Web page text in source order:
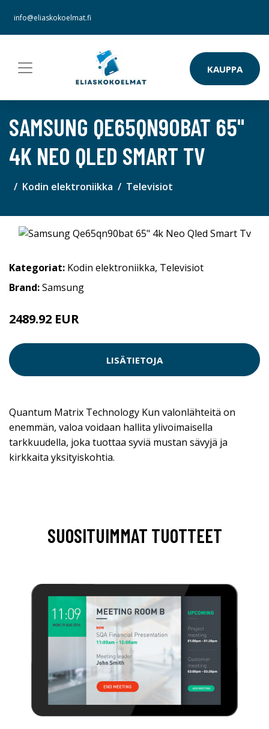
info@eliaskokoelmat.fi
KAUPPA
SAMSUNG QE65QN90BAT 65"
4K NEO QLED SMART TV
Kodin elektroniikka Televisiot
Kategoriat: Kodin elektroniikka, Televisiot
Brand:Samsung
2489.92 EUR
LISÄTIETOJA
Quantum Matrix Technology Kun valonlähteitä on
enemmän, valoa voidaan hallita ylivoimaisella
tarkkuudella, joka tuottaa syviä mustan sävyjä ja
kirkkaita yksityiskohtia.
SUOSITUIMMAT TUOTTEET